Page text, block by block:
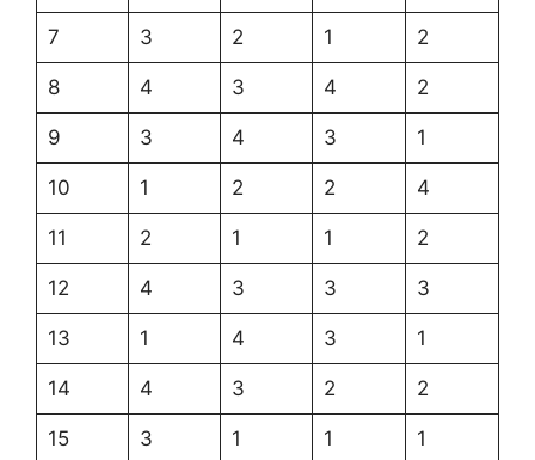
7 3 2 1 2
8 4 3 4 2
9 3 4 3 1
10 1 2 2 4
11 2 1 1 2
12 4 3 3 3
13 1 4 3 1
14 4 3 2 2
15 3 1 1 1